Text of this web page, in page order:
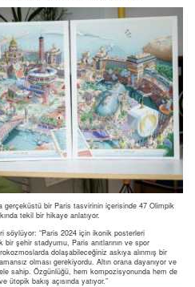
gerçeküstü bir Paris tasvirinin içerisinde 47 Olimpik
tekil bir hikaye anlatıyor.
söylüyor: “Paris 2024 için ikonik posterleri
şehir stadyumu, Paris anıtlarının ve spor
dolaşabileceğiniz askıya alınmış bir
olması gerekiyordu. Altın orana dayanıyor ve
sahip. Özgünlüğü, hem kompozisyonunda hem de
ütopik bakış açısında yatıyor.”